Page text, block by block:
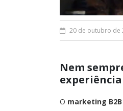
20 de outubro de
Nem
O marketing B2B